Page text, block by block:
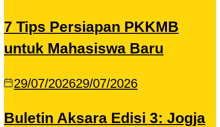
7 Tips Persiapan PKKMB
untuk Mahasiswa Baru
29/07/202629/07/2026
Buletin Aksara Edisi 3: Jogja